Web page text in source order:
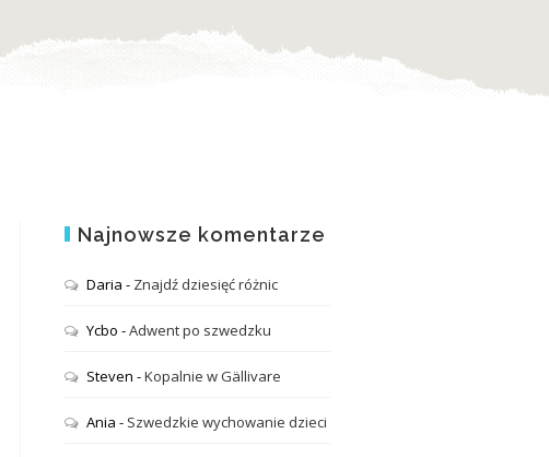
Najnowsze komentarze
Daria - Znajdź dziesięć różnic
Ycbo -Adwent po szwedzku
Steven -Kopalnie w Gällivare
Ania - Szwedzkie wychowanie dzieci